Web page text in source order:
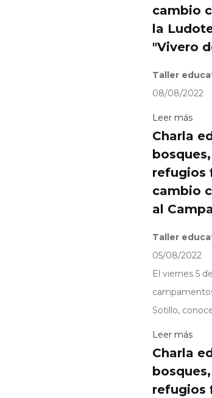
cambio
la
"Vivero
Taller
08/08/2022
Leer más
Charla
refugios
cambio
al
Taller
05/08/2022
El viernes 5
Sotillo,
Leer más
Charla
refugios